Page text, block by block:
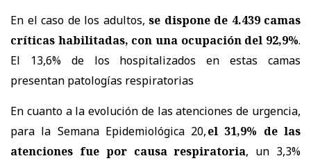
En el caso de los adultos, se dispone de 4.439 camas
críticas habilitadas, con una ocupación del 92,9%.
El 13,6% de los hospitalizados en estas camas
presentan patologías respiratorias
En cuanto a la evolución de las atenciones de urgencia,
para la Semana Epidemiológica 20,el 31,9% de las
atenciones fue por causa respiratoria, un 3,3%